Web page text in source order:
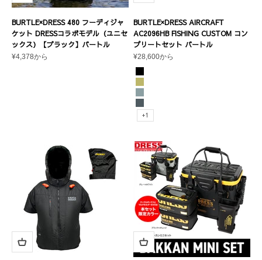
BURTLE×DRESS 480 フーディジャ
ケット DRESSコラボモデル（ユニセ
ックス）【ブラック】バートル
セール価格
¥4,378から
BURTLE×DRESS AIRCRAFT
AC2096HB FISHING CUSTOM コン
プリートセット バートル
セール価格
¥28,600から
カラー
ブラック
カーキ
アッシュグレー
ストームグレー
+1